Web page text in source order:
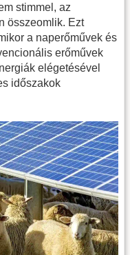
stimmel, az
összeomlik. Ezt
a naperőművek és
erőművek
elégetésével
időszakok